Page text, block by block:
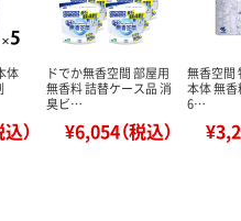
体
）
ドでか無香空間 部屋用
無香料 詰替ケース品 消
臭ビ…
¥6,054（税込）
無香空間
本体 無
6…